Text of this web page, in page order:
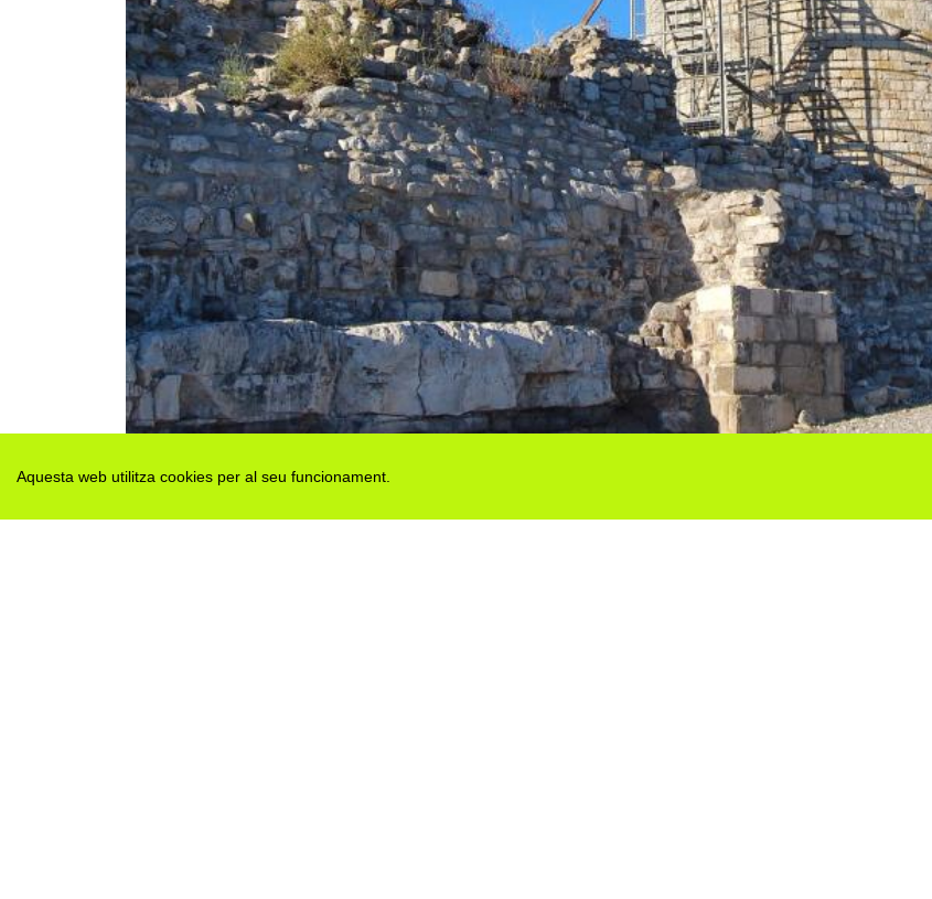
Aquesta web utilitza cookies per al seu funcionament.
Ho vols compartir?